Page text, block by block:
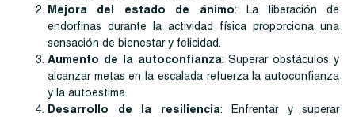
Mejora del estado de ánimo: La liberación de
endorfinas durante la actividad física proporciona una
sensación de bienestar y felicidad.
Aumento de la autoconfianza: Superar obstáculos y
alcanzar metas en la escalada refuerza la autoconfianza
y la autoestima.
Desarrollo de la resiliencia: Enfrentar y superar